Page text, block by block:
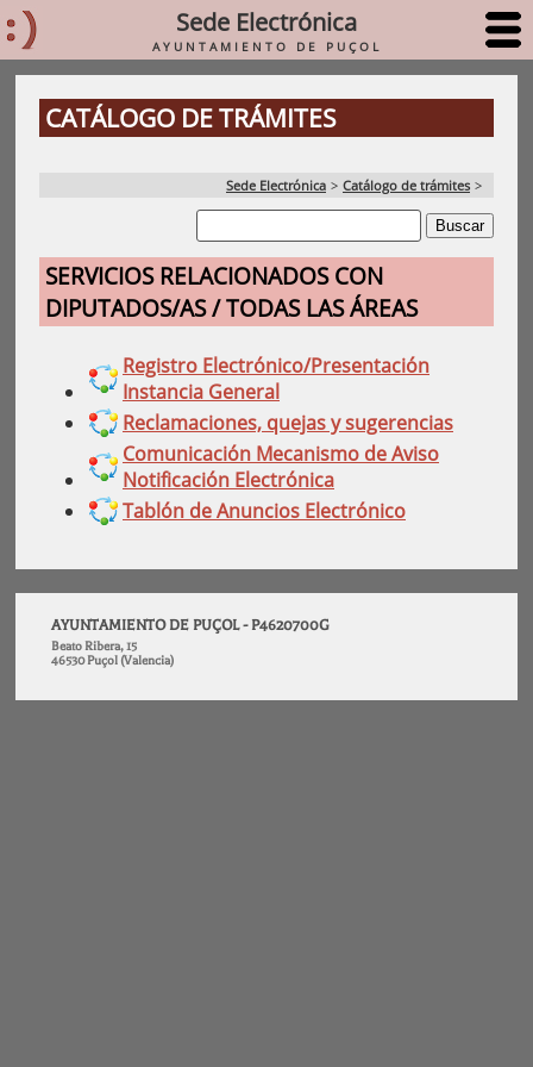
Sede Electrónica
AYUNTAMIENTO DE PUÇOL
CATÁLOGO DE TRÁMITES
Sede Electrónica > Catálogo de trámites >
SERVICIOS RELACIONADOS CON
DIPUTADOS/AS / TODAS LAS ÁREAS
Registro Electrónico/Presentación
Instancia General
Reclamaciones, quejas y sugerencias
Comunicación Mecanismo de Aviso
Notificación Electrónica
Tablón de Anuncios Electrónico
AYUNTAMIENTO DE PUÇOL - P4620700G
Beato Ribera, 15
46530 Puçol (Valencia)